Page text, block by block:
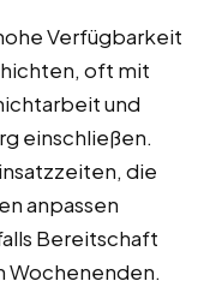
Verfügbarkeit
oft mit
und
einschließen.
die
anpassen
Bereitschaft
Wochenenden.